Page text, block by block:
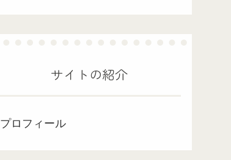
サイトの紹介
プロフィール